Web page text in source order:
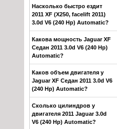
Насколько быстро ездит
2011 XF (X250, facelift 2011)
3.0d V6 (240 Hp) Automatic?
Какова мощность Jaguar XF
Седан 2011 3.0d V6 (240 Hp)
Automatic?
Каков объем двигателя у
Jaguar XF Седан 2011 3.0d V6
(240 Hp) Automatic?
Сколько цилиндров у
двигателя 2011 Jaguar 3.0d
V6 (240 Hp) Automatic?